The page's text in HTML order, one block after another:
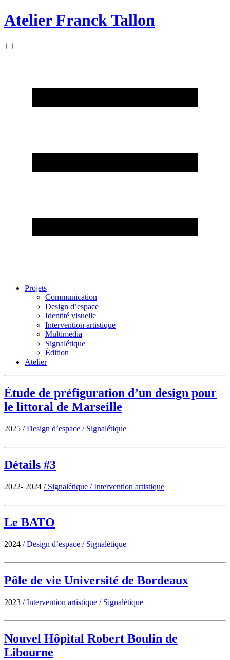
Atelier Franck Tallon
Projets
Communication
Design d’espace
Identité visuelle
Intervention artistique
Multimédia
Signalétique
Édition
Atelier
Étude de préfiguration d’un design pour
le littoral de Marseille
2025 /Design d’espace / Signalétique
Détails #3
2022- 2024 / Signalétique /Intervention artistique
Le BATO
2024 /Design d’espace / Signalétique
Pôle de vie Université de Bordeaux
2023 /Intervention artistique / Signalétique
Nouvel Hôpital Robert Boulin de
Libourne